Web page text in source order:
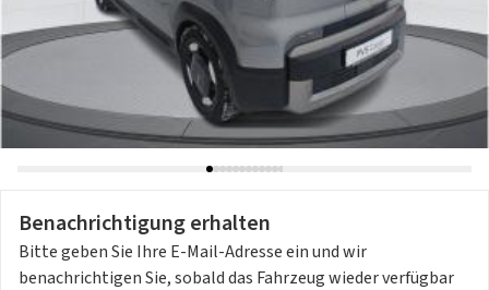
Benachrichtigung erhalten
Bitte geben Sie Ihre E-Mail-Adresse ein und wir
benachrichtigen Sie, sobald das Fahrzeug wieder verfügbar